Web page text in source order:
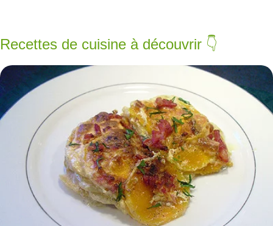
Recettes de cuisine à découvrir 👇